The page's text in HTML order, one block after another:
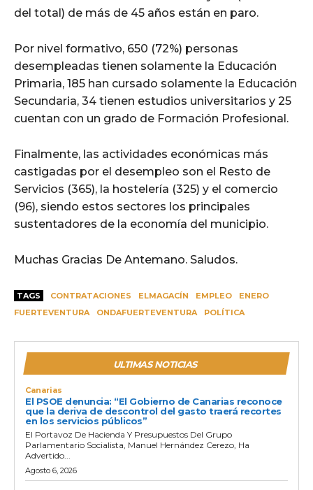
del total) de más de 45 años están en paro.
Por nivel formativo, 650 (72%) personas
desempleadas tienen solamente la Educación
Primaria, 185 han cursado solamente la Educación
Secundaria, 34 tienen estudios universitarios y 25
cuentan con un grado de Formación Profesional.
Finalmente, las actividades económicas más
castigadas por el desempleo son el Resto de
Servicios (365), la hostelería (325) y el comercio
(96), siendo estos sectores los principales
sustentadores de la economía del municipio.
Muchas Gracias De Antemano. Saludos.
TAGS CONTRATACIONES ELMAGACÍN EMPLEO
ENERO
FUERTEVENTURA
ONDAFUERTEVENTURA POLÍTICA
ULTIMAS NOTICIAS
Canarias
El PSOE denuncia: “El Gobierno de Canarias reconoce
que la deriva de descontrol del gasto traerá recortes
en los servicios públicos”
El Portavoz De Hacienda Y Presupuestos Del Grupo
Parlamentario Socialista, Manuel Hernández Cerezo, Ha
Advertido...
Agosto 6, 2026